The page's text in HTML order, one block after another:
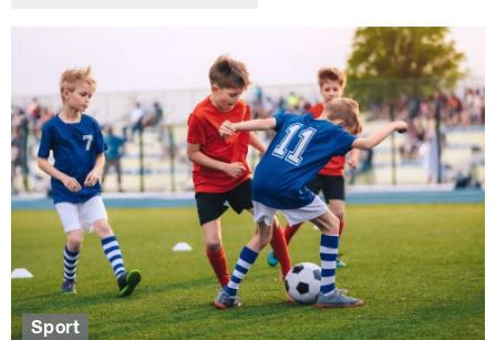
Sport